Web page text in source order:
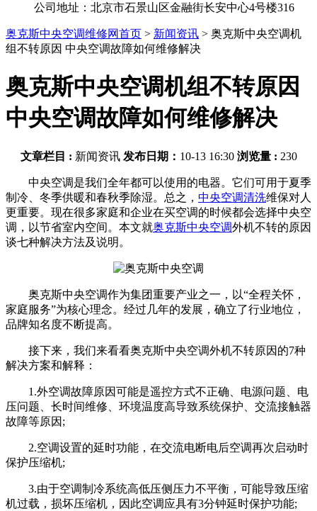
公司地址：北京市石景山区金融街长安中心4号楼316
奥克斯中央空调维修网首页 > 新闻资讯 > 奥克斯中央空调机
组不转原因 中央空调故障如何维修解决
奥克斯中央空调机组不转原因
中央空调故障如何维修解决
文章栏目 : 新闻资讯 发布日期： 10-13 16:30 浏览量 : 230
中央空调是我们全年都可以使用的电器。它们可用于夏季
制冷、冬季供暖和春秋季除湿。总之， 中央空调清洗维保对人
更重要。现在很多家庭和企业在买空调的时候都会选择中央空
调，以节省室内空间。本文就奥克斯中央空调外机不转的原因
谈七种解决方法及说明。
奥克斯中央空调作为集团重要产业之一，以“全程关怀，
家庭服务”为核心理念。经过几年的发展，确立了行业地位，
品牌知名度不断提高。
接下来，我们来看看奥克斯中央空调外机不转原因的7种
解决方案和解释：
1.外空调故障原因可能是遥控方式不正确、电源问题、电
压问题、长时间维修、环境温度高导致系统保护、交流接触器
故障等原因;
2.空调设置的延时功能，在交流电断电后空调再次启动时
保护压缩机;
3.由于空调制冷系统高低压侧压力不平衡，可能导致压缩
机过载，损坏压缩机，因此空调应具有3分钟延时保护功能;